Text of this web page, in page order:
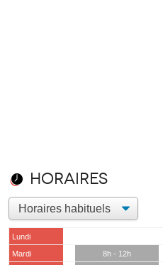
Horaires
Lundi
Mardi
8h - 12h